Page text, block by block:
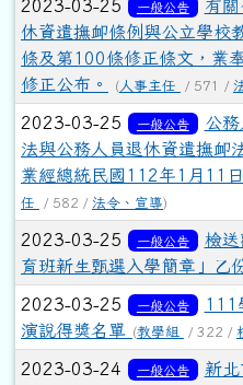
2023-03-25 一般公告
有
休資遣撫卹條例與公立學校
條及第100條修正條文，業
修正公布。
( 人事主任 / 571 /
2023-03-25 一般公告
公
法與公務人員退休資遣撫卹
業經總統民國112年1月11
任
/ 582 / 法令、宣導)
2023-03-25 一般公告
檢
育班新生甄選入學簡章」乙
2023-03-25 一般公告
111
演說得獎名單
(教學組 / 322 /
2023-03-24 一般公告
新